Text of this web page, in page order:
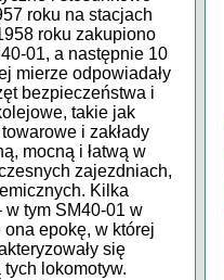
roku na stacjach
roku zakupiono
01, a następnie 10
mierze odpowiadały
bezpieczeństwa i
takie jak
i zakłady
​​mocną i łatwą w
zajezdniach,
Kilka
w tym SM40-01 w
epokę, w której
się
lokomotyw.